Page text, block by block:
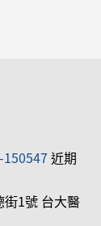
近期
1號 台大醫